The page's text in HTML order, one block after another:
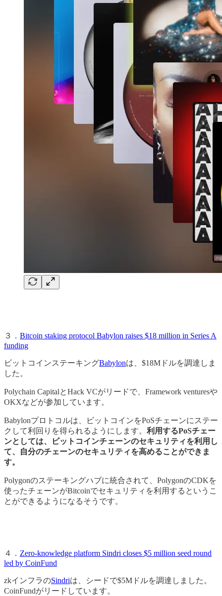
３． Bitcoin staking protocol Babylon raises $18 million in Series A
funding
ビットコインステーキングBabylonは、$18Mドルを調達しま
した。
Polychain CapitalとHack VCがリードで、Framework venturesや
OKXなどが参加しています。
Babylonプロトコルは、ビットコインをPoSチェーンにステー
クして利回りを得られるようにします。 利用するPoSチェー
ンとしては、ビットコインチェーンのセキュリティを利用し
て、自分のチェーンのセキュリティを高めることができま
す。
Polygonのステーキングハブに統合されて、PolygonのCDKを
使ったチェーンがBitcoinでセキュリティを利用するというこ
とができるようになるそうです。
４． Zero-knowledge platform Sindri closes $5 million seed round
led by CoinFund
zkインフラのSindriは、シードで$5Mドルを調達しました。
CoinFundがリードしています。